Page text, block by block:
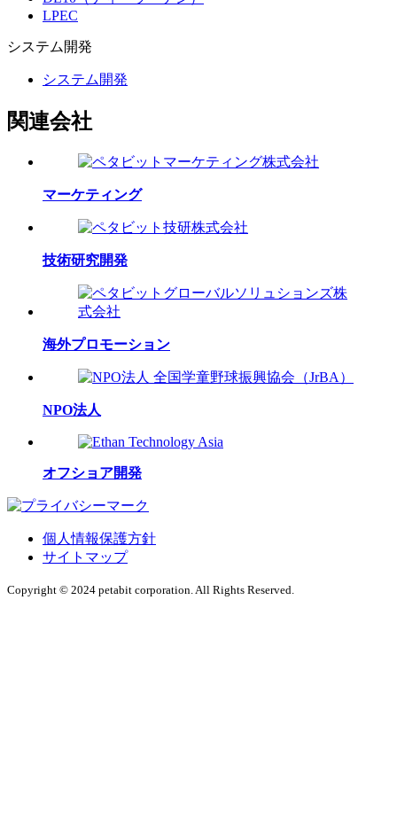
LPEC
システム 開発
システム開発
関連会社
マーケティング
技術研究開発
海外プロモーション
NPO法人
オフショア開発
個人情報保護方針
サイトマップ
Copyright © 2024 petabit corporation. All Rights Reserved.